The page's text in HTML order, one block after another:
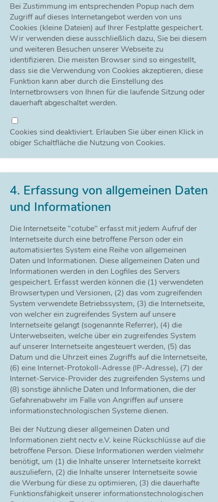
Bei Zustimmung im entsprechenden Popup nach dem
Zugriff auf dieses Internetangebot werden von uns
Cookies (kleine Dateien) auf Ihrer Festplatte gespeichert.
Wir verwenden diese ausschließlich dazu, Sie bei diesem
und weiteren Besuchen unserer Webseite zu
identifizieren. Die meisten Browser sind so eingestellt,
dass sie die Verwendung von Cookies akzeptieren, diese
Funktion kann aber durch die Einstellung des
Internetbrowsers von Ihnen für die laufende Sitzung oder
dauerhaft abgeschaltet werden.
Cookies sind deaktiviert. Erlauben Sie über einen Klick in
obiger Schaltfläche die Nutzung von Cookies.
4. Erfassung von allgemeinen Daten
und Informationen
Die Internetseite "cotube" erfasst mit jedem Aufruf der
Internetseite durch eine betroffene Person oder ein
automatisiertes System eine Reihe von allgemeinen
Daten und Informationen. Diese allgemeinen Daten und
Informationen werden in den Logfiles des Servers
gespeichert. Erfasst werden können die (1) verwendeten
Browsertypen und Versionen, (2) das vom zugreifenden
System verwendete Betriebssystem, (3) die Internetseite,
von welcher ein zugreifendes System auf unsere
Internetseite gelangt (sogenannte Referrer), (4) die
Unterwebseiten, welche über ein zugreifendes System
auf unserer Internetseite angesteuert werden, (5) das
Datum und die Uhrzeit eines Zugriffs auf die Internetseite,
(6) eine Internet-Protokoll-Adresse (IP-Adresse), (7) der
Internet-Service-Provider des zugreifenden Systems und
(8) sonstige ähnliche Daten und Informationen, die der
Gefahrenabwehr im Falle von Angriffen auf unsere
informationstechnologischen Systeme dienen.
Bei der Nutzung dieser allgemeinen Daten und
Informationen zieht nectv e.V. keine Rückschlüsse auf die
betroffene Person. Diese Informationen werden vielmehr
benötigt, um (1) die Inhalte unserer Internetseite korrekt
auszuliefern, (2) die Inhalte unserer Internetseite sowie
die Werbung für diese zu optimieren, (3) die dauerhafte
Funktionsfähigkeit unserer informationstechnologischen